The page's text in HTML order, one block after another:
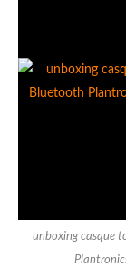
unboxing casque